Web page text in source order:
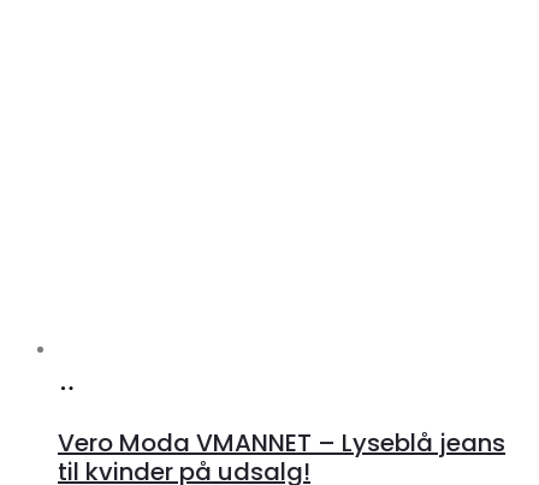
Klædeskabet.dk
Vero Moda VMANNET – Lyseblå jeans
til kvinder på udsalg!